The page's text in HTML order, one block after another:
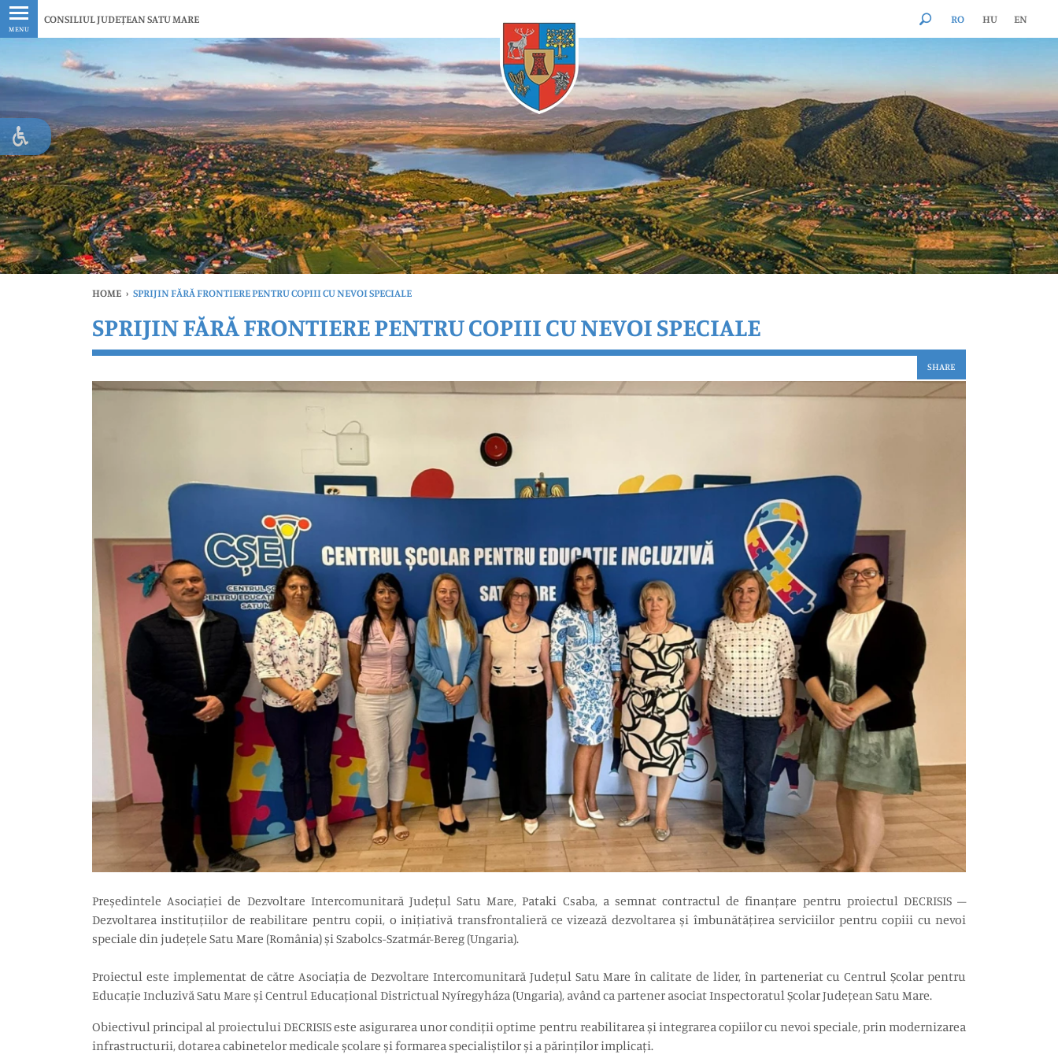
MENU
CONSILIUL JUDEȚEAN SATU MARE RO HU EN
HOME › SPRIJIN FĂRĂ FRONTIERE PENTRU COPIII CU NEVOI SPECIALE
SPRIJIN FĂRĂ FRONTIERE PENTRU COPIII CU NEVOI SPECIALE
SHARE
Președintele Asociației de Dezvoltare Intercomunitară Județul Satu Mare, Pataki Csaba, a semnat contractul de finanțare pentru proiectul DECRISIS –
Dezvoltarea instituțiilor de reabilitare pentru copii, o inițiativă transfrontalieră ce vizează dezvoltarea și îmbunătățirea serviciilor pentru copiii cu nevoi
speciale din județele Satu Mare (România) și Szabolcs-Szatmár-Bereg (Ungaria).
Proiectul este implementat de către Asociația de Dezvoltare Intercomunitară Județul Satu Mare în calitate de lider, în parteneriat cu Centrul Școlar pentru
Educație Incluzivă Satu Mare și Centrul Educațional Districtual Nyíregyháza (Ungaria), având ca partener asociat Inspectoratul Școlar Județean Satu Mare.
Obiectivul principal al proiectului DECRISIS este asigurarea unor condiții optime pentru reabilitarea și integrarea copiilor cu nevoi speciale, prin modernizarea
infrastructurii, dotarea cabinetelor medicale școlare și formarea specialiștilor și a părinților implicați.